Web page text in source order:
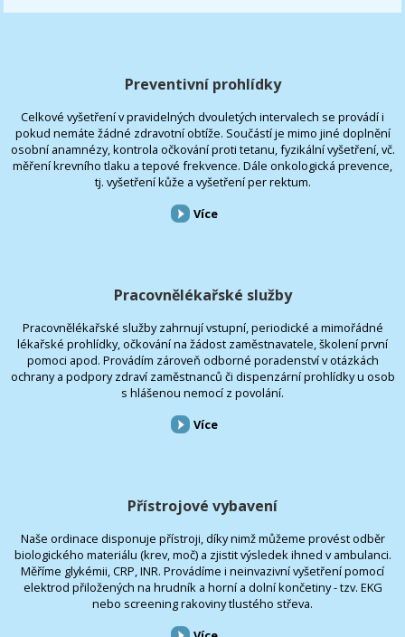
Preventivní prohlídky
Celkové vyšetření v pravidelných dvouletých intervalech se provádí i
pokud nemáte žádné zdravotní obtíže. Součástí je mimo jiné doplnění
osobní anamnézy, kontrola očkování proti tetanu, fyzikální vyšetření, vč.
měření krevního tlaku a tepové frekvence. Dále onkologická prevence,
tj. vyšetření kůže a vyšetření per rektum.
Více
Pracovnělékařské služby
Pracovnělékařské služby zahrnují vstupní, periodické a mimořádné
lékařské prohlídky, očkování na žádost zaměstnavatele, školení první
pomoci apod. Provádím zároveň odborné poradenství v otázkách
ochrany a podpory zdraví zaměstnanců či dispenzární prohlídky u osob
s hlášenou nemocí z povolání.
Více
Přístrojové vybavení
Naše ordinace disponuje přístroji, díky nimž můžeme provést odběr
biologického materiálu (krev, moč) a zjistit výsledek ihned v ambulanci.
Měříme glykémii, CRP, INR. Provádíme i neinvazivní vyšetření pomocí
elektrod přiložených na hrudník a horní a dolní končetiny - tzv. EKG
nebo screening rakoviny tlustého střeva.